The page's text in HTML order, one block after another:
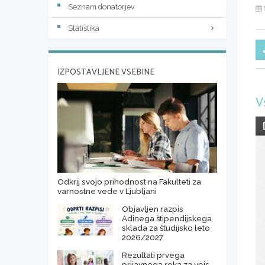
Seznam donatorjev
Statistika
IZPOSTAVLJENE VSEBINE
Odkrij svojo prihodnost na Fakulteti za
varnostne vede v Ljubljani
Objavljen razpis
Adinega štipendijskega
sklada za študijsko leto
2026/2027
Rezultati prvega